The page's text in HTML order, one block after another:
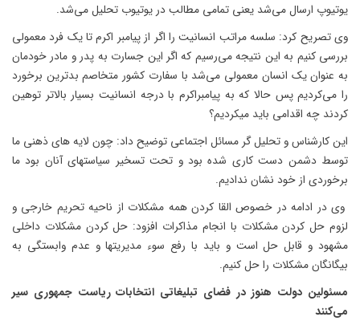
یوتیوپ ارسال می‌شد یعنی تمامی مطالب در یوتیوب تحلیل می‌شد.
وی تصریح کرد: سلسه مراتب انسانیت را اگر از پیامبر اکرم تا یک فرد معمولی
بررسی کنیم به این نتیجه می‌رسیم که اگر این جسارت به پدر و مادر خودمان
به عنوان یک انسان معمولی می‌شد با سفارت کشور متخاصم بدترین برخورد
را می‌کردیم پس حالا که به پیامبراکرم با درجه انسانیت بسیار بالاتر توهین
کردند چه اقدامی باید میکردیم؟
این کارشناس و تحلیل گر مسائل اجتماعی توضیح داد: چون لایه های ذهنی ما
توسط دشمن دست کاری شده بود و تحت تسخیر سیاستهای آنان بود ما
برخوردی از خود نشان ندادیم.
وی در ادامه در خصوص القا کردن همه مشکلات از ناحیه تحریم خارجی و
لزوم حل کردن مشکلات با انجام مذاکرات افزود: حل کردن مشکلات داخلی
مشهود و قابل حل است و باید با رفع سوء مدیریتها و عدم وابستگی به
بیگانگان مشکلات را حل کنیم.
مسئولین دولت هنوز در فضای تبلیغاتی انتخابات ریاست جمهوری سیر
می‌کنند